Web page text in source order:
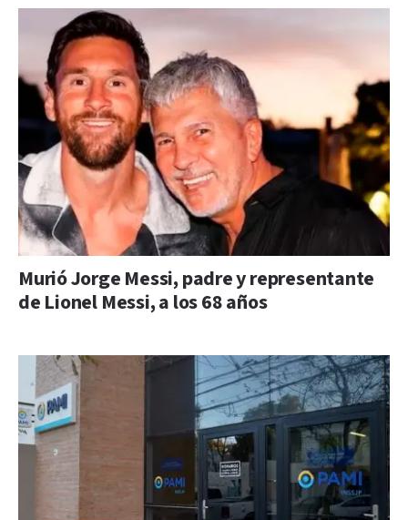
Murió Jorge Messi, padre y representante
de Lionel Messi, a los 68 años